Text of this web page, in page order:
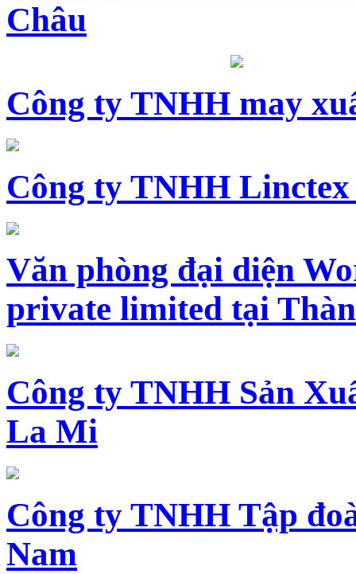
Châu
Công ty TNHH may
Công ty TNHH Linctex
Văn phòng đại diện
private limited tại
Công ty TNHH Sản
La Mi
Công ty TNHH Tập
Nam